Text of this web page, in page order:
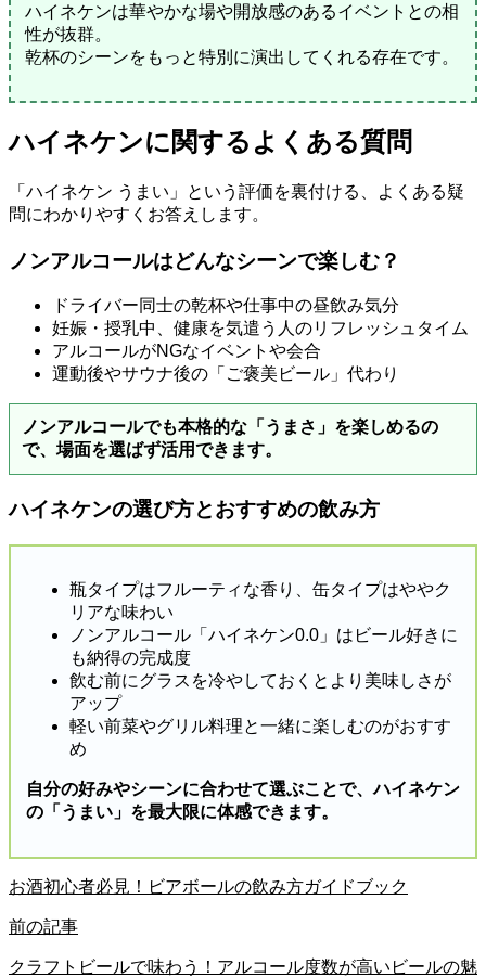
ハイネケンは華やかな場や開放感のあるイベントとの相
性が抜群。
乾杯のシーンをもっと特別に演出してくれる存在です。
ハイネケンに関するよくある質問
「ハイネケン うまい」という評価を裏付ける、よくある疑
問にわかりやすくお答えします。
ノンアルコールはどんなシーンで楽しむ？
ドライバー同士の乾杯や仕事中の昼飲み気分
妊娠・授乳中、健康を気遣う人のリフレッシュタイム
アルコールがNGなイベントや会合
運動後やサウナ後の「ご褒美ビール」代わり
ノンアルコールでも本格的な「うまさ」を楽しめるの
で、場面を選ばず活用できます。
ハイネケンの選び方とおすすめの飲み方
瓶タイプはフルーティな香り、缶タイプはややク
リアな味わい
ノンアルコール「ハイネケン0.0」はビール好きに
も納得の完成度
飲む前にグラスを冷やしておくとより美味しさが
アップ
軽い前菜やグリル料理と一緒に楽しむのがおすす
め
自分の好みやシーンに合わせて選ぶことで、ハイネケン
の「うまい」を最大限に体感できます。
お酒初心者必見！ビアボールの飲み方ガイドブック
前の記事
クラフトビールで味わう！アルコール度数が高いビールの魅